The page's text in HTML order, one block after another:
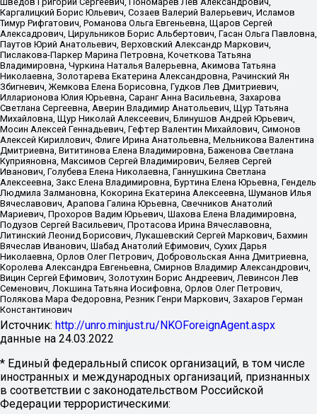
Каргалицкий Борис Юльевич, Созаев Валерий Валерьевич, Исламов
Тимур Рифгатович, Романова Ольга Евгеньевна, Щаров Сергей
Алексадрович, Цирульников Борис Альбертович, Гасан Ольга Павловна,
Паутов Юрий Анатольевич, Верховский Александр Маркович,
Пислакова-Паркер Марина Петровна, Кочеткова Татьяна
Владимировна, Чуркина Наталья Валерьевна, Акимова Татьяна
Николаевна, Золотарева Екатерина Александровна, Рачинский Ян
Збигневич, Жемкова Елена Борисовна, Гудков Лев Дмитриевич,
Илларионова Юлия Юрьевна, Саранг Анна Васильевна, Захарова
Светлана Сергеевна, Аверин Владимир Анатольевич, Щур Татьяна
Михайловна, Щур Николай Алексеевич, Блинушов Андрей Юрьевич,
Мосин Алексей Геннадьевич, Гефтер Валентин Михайлович, Симонов
Алексей Кириллович, Флиге Ирина Анатольевна, Мельникова Валентина
Дмитриевна, Вититинова Елена Владимировна, Баженова Светлана
Куприяновна, Максимов Сергей Владимирович, Беляев Сергей
Иванович, Голубева Елена Николаевна, Ганнушкина Светлана
Алексеевна, Закс Елена Владимировна, Буртина Елена Юрьевна, Гендель
Людмила Залмановна, Кокорина Екатерина Алексеевна, Шуманов Илья
Вячеславович, Арапова Галина Юрьевна, Свечников Анатолий
Мариевич, Прохоров Вадим Юрьевич, Шахова Елена Владимировна,
Подузов Сергей Васильевич, Протасова Ирина Вячеславовна,
Литинский Леонид Борисович, Лукашевский Сергей Маркович, Бахмин
Вячеслав Иванович, Шабад Анатолий Ефимович, Сухих Дарья
Николаевна, Орлов Олег Петрович, Добровольская Анна Дмитриевна,
Королева Александра Евгеньевна, Смирнов Владимир Александрович,
Вицин Сергей Ефимович, Золотухин Борис Андреевич, Левинсон Лев
Семенович, Локшина Татьяна Иосифовна, Орлов Олег Петрович,
Полякова Мара Федоровна, Резник Генри Маркович, Захаров Герман
Константинович
Источник: http://unro.minjust.ru/NKOForeignAgent.aspx
данные на 24.03.2022
* Единый федеральный список организаций, в том числе
иностранных и международных организаций, признанных
в соответствии с законодательством Российской
Федерации террористическими: